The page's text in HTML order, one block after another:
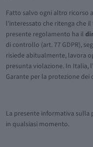
Fatto salvo ogni altro ricorso
l'interessato che ritenga che
presente regolamento ha il
di controllo (art. 77 GDPR),
risiede abitualmente, lavora
presunta violazione. In Italia,
Garante per la protezione dei
La presente informativa sulla
in qualsiasi momento.